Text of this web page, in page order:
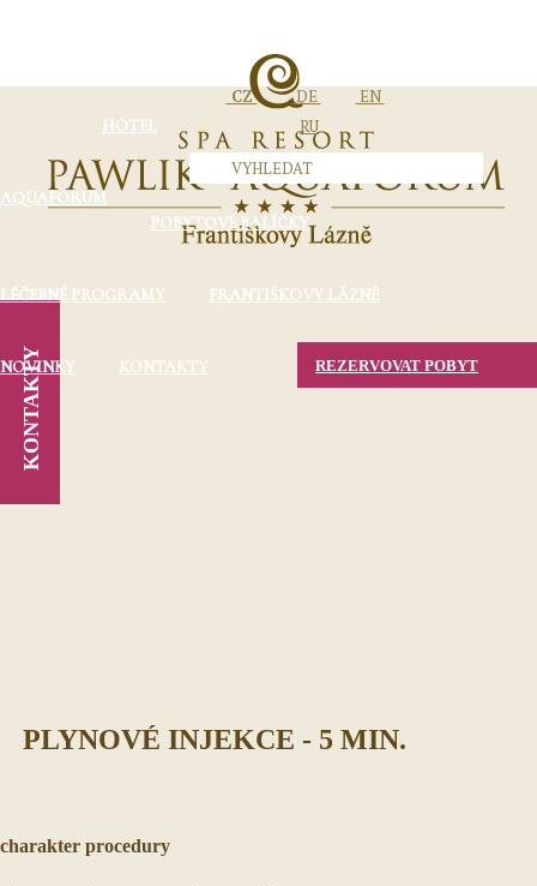
CZ DE
EN
RU
HOTEL
AQUAFORUM
POBYTOVÉ BALÍČKY
LÉČEBNÉ PROGRAMY FRANTIŠKOVY LÁZNĚ
NOVINKY KONTAKTY REZERVOVAT POBYT
KONTAKTY
PLYNOVÉ INJEKCE - 5 MIN.
charakter procedury